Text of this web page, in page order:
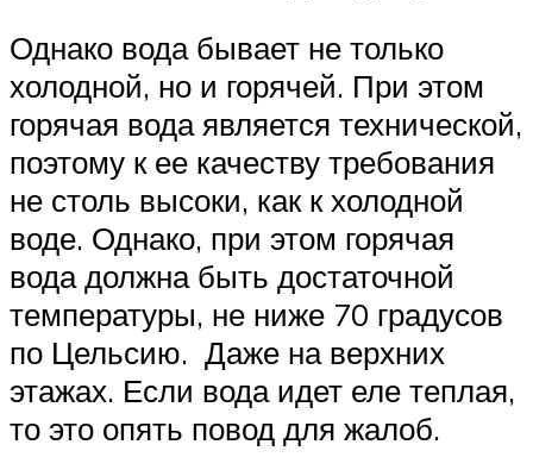
Однако вода бывает не только
холодной, но и горячей. При этом
горячая вода является технической,
поэтому к ее качеству требования
не столь высоки, как к холодной
воде. Однако, при этом горячая
вода должна быть достаточной
температуры, не ниже 70 градусов
по Цельсию. Даже на верхних
этажах. Если вода идет еле теплая,
то это опять повод для жалоб.